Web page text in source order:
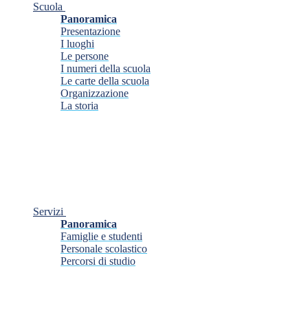
Scuola
Panoramica
Presentazione
I luoghi
Le persone
I numeri della scuola
Le carte della scuola
Organizzazione
La storia
Servizi
Panoramica
Famiglie e studenti
Personale scolastico
Percorsi di studio